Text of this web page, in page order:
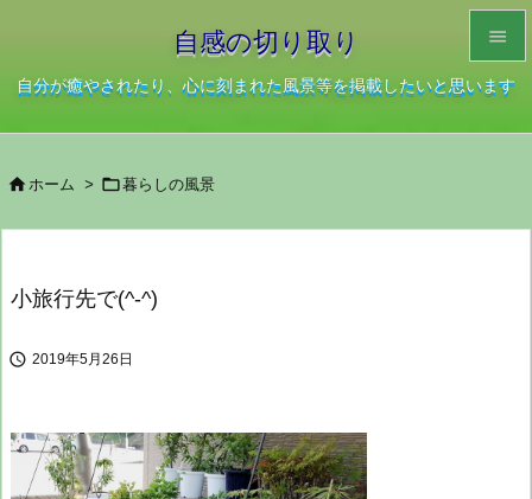
自感の切り取り
自分が癒やされたり、心に刻まれた風景等を掲載したいと思います


前へ
ホーム > 暮らしの風景
小旅行先で(^-^)
 2019年5月26日